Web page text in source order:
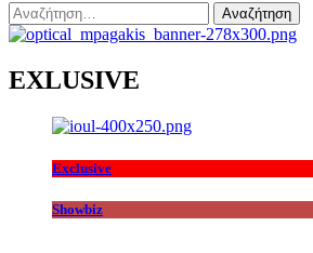
Αναζήτηση
για:
EXLUSIVE
Exclusive
Showbiz